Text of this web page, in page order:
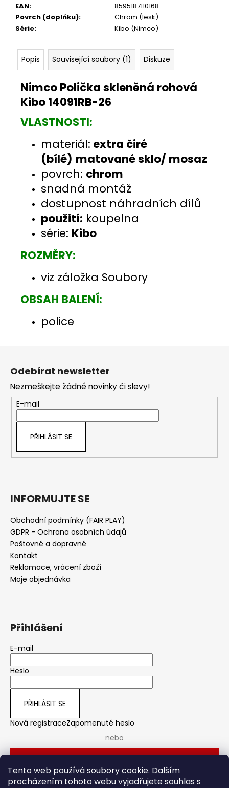
Tento web používá soubory cookie. Dalším
procházením tohoto webu vyjadřujete souhlas s
EAN:
8595187110168
Povrch (doplňku):
Chrom (lesk)
Série: Kibo (Nimco)
Popis Související soubory (1) Diskuze
Nimco Polička skleněná rohová
Kibo 14091RB-26
VLASTNOSTI:
materiál: extra čiré
(bílé) matované sklo/ mosaz
povrch: chrom
snadná montáž
dostupnost náhradních dílů
použití: koupelna
série: Kibo
ROZMĚRY:
viz záložka Soubory
OBSAH BALENÍ:
police
Z
Odebírat newsletter
Nezmeškejte žádné novinky či slevy!
E-mail
PŘIHLÁSIT SE
INFORMUJTE SE
Obchodní podmínky (FAIR PLAY)
GDPR - Ochrana osobních údajů
Poštovné a dopravné
Kontakt
Reklamace, vrácení zboží
Moje objednávka
Přihlášení
E-mail
Heslo
PŘIHLÁSIT SE
Nová registraceZapomenuté heslo
nebo